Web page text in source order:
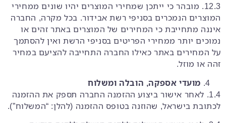
12.3. מובהר כי ייתכן שמחירי המוצרים יהיו שונים ממחירי
המוצרים הנמכרים בסניפי רשת אבידור. בכל מקרה, החברה
איננה מתחייבת כי המחירים של המוצרים באתר זהים או
נמוכים יותר ממחירי הפריטים בסניפי הרשת ואין להסתמך
על המחירים באתר כאילו החברה התחייבה להציעם במחיר
זהה או מוזל.
מועדי אספקה, הובלה ומשלוח
1.4. לאחר אישור ביצוע ההזמנה החברה תספק את ההזמנה
לכתובת בישראל, שהוזנה בטופס ההזמנה (להלן: “המשלוח”).